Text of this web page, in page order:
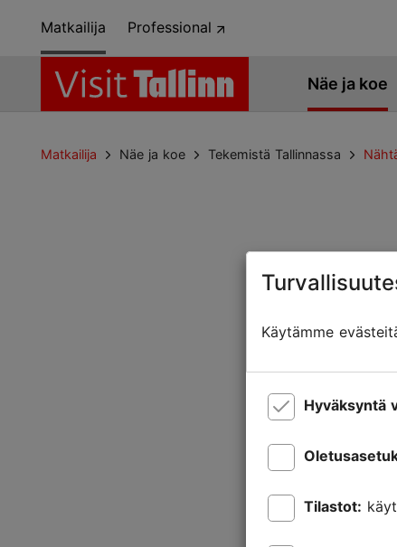
Matkailija Professional
Näe ja koe
Matkailija Näe ja koe Tekemistä Tallinnassa
Käytämme
Hyväksyntä
Tilastot: